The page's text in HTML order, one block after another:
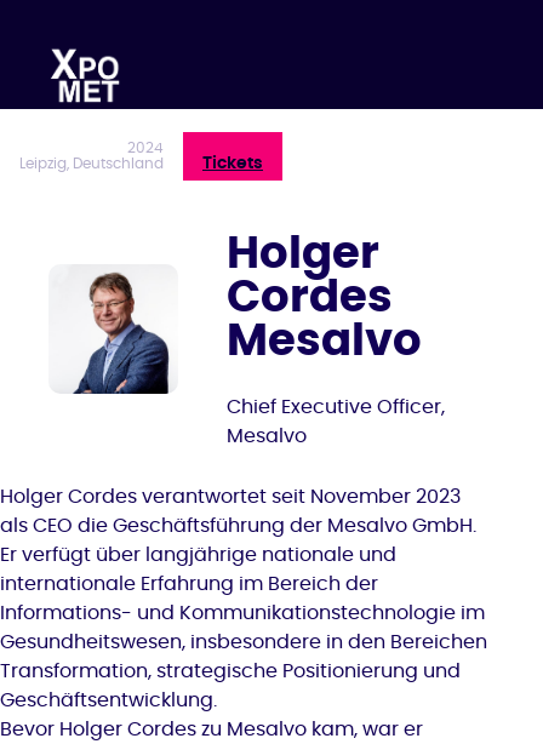
springen
2024
Leipzig, Deutschland
Tickets
Holger
Cordes
Mesalvo
Chief Executive Officer,
Mesalvo
Holger Cordes verantwortet seit November 2023
als CEO die Geschäftsführung der Mesalvo GmbH.
Er verfügt über langjährige nationale und
internationale Erfahrung im Bereich der
Informations- und Kommunikationstechnologie im
Gesundheitswesen, insbesondere in den Bereichen
Transformation, strategische Positionierung und
Geschäftsentwicklung.
Bevor Holger Cordes zu Mesalvo kam, war er